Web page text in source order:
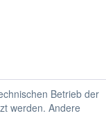
Betrieb der
werden. Andere